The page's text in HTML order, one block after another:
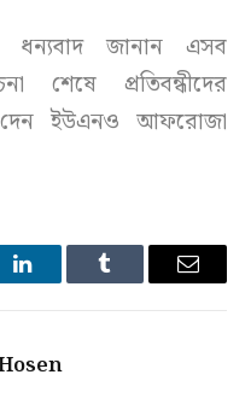
জানান এসব
প্রতিবন্ধীদের
দেন ইউএনও আফরোজা
LinkedInTumblr Email